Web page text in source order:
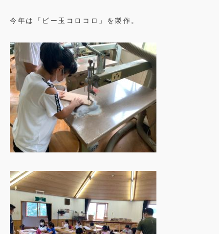
今年は「ビー玉コロコロ」を製作。